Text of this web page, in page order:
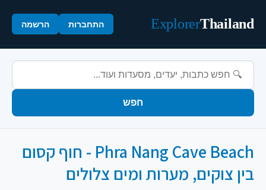
Thailand
Explorer התחברות הרשמה
חפש
Phra Nang Cave Beach - חוף קסום
בין צוקים, מערות ומים צלולים